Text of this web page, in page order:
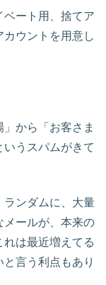
ベート用、捨てア
カウントを用意し
から「お客さま
うスパムがきて
ランダムに、大量
メールが、本来の
は最近増えてる
言う利点もあり